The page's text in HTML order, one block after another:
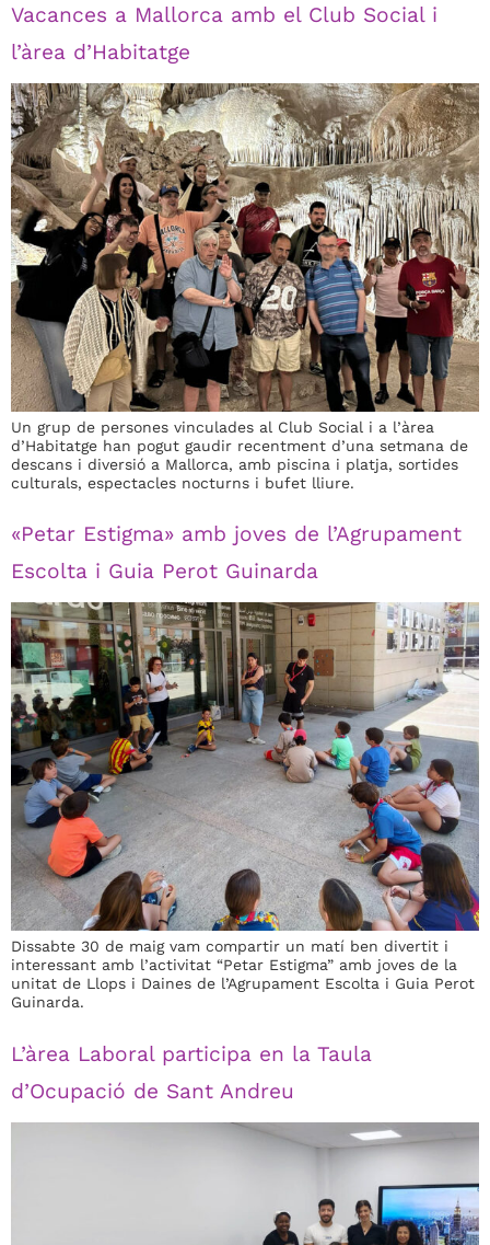
Vacances a Mallorca amb el Club Social i
l’àrea d’Habitatge
Un grup de persones vinculades al Club Social i a l’àrea
d’Habitatge han pogut gaudir recentment d’una setmana de
descans i diversió a Mallorca, amb piscina i platja, sortides
culturals, espectacles nocturns i bufet lliure.
«Petar Estigma» amb joves de l’Agrupament
Escolta i Guia Perot Guinarda
Dissabte 30 de maig vam compartir un matí ben divertit i
interessant amb l’activitat “Petar Estigma” amb joves de la
unitat de Llops i Daines de l’Agrupament Escolta i Guia Perot
Guinarda.
L’àrea Laboral participa en la Taula
d’Ocupació de Sant Andreu